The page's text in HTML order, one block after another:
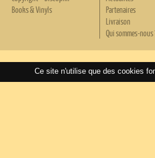
Books & Vinyls
Partenaires
Livraison
Qui sommes-nous
Ce site n'utilise que des cookies